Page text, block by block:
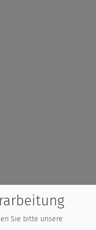
Sie bitte unsere